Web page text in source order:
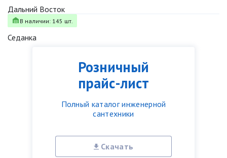
Розничный
прайс-лист
Полный каталог инженерной
сантехники
Скачать
Дальний Восток
В наличии: 145 шт.
Седанка